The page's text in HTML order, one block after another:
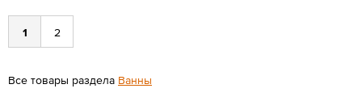
1 2
Все товары раздела Ванны